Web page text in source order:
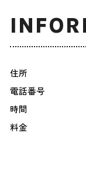
住所
電話番号
時間
料金